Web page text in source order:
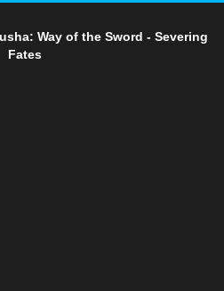
Way of the Sword - Severing
Fates